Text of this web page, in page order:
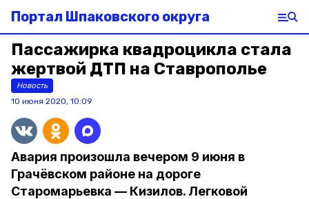
Портал Шпаковского округа
Пассажирка квадроцикла стала
жертвой ДТП на Ставрополье
Новость
10 июня 2020, 10:09
Авария произошла вечером 9 июня в
Грачёвском районе на дороге
Старомарьевка — Кизилов. Легковой